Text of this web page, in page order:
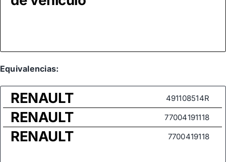
Equivalencias:
RENAULT 491108514R
RENAULT 77004191118
RENAULT 7700419118